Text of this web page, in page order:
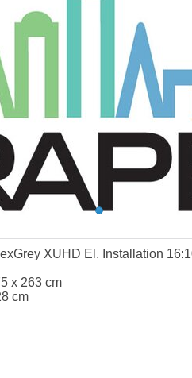
XUHD El. Installation
x 263 cm
cm